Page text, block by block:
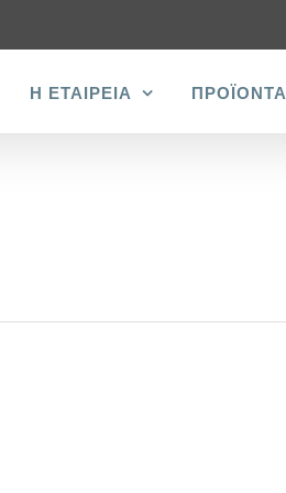
Η ΕΤΑΙΡΕΙΑ ΠΡΟΪΟΝΤΑ